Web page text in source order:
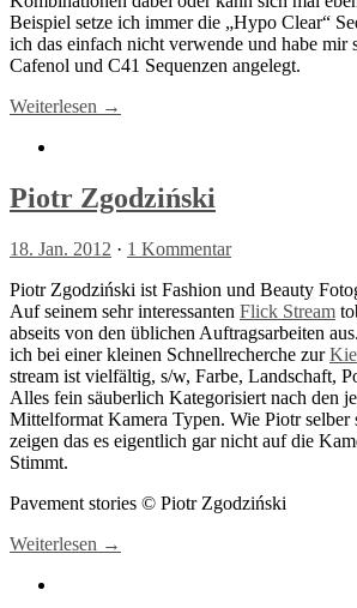
Beispiel setze ich immer die „Hypo Clear“
ich das einfach nicht verwende und habe mir
Cafenol und C41 Sequenzen angelegt.
Weiterlesen →
Piotr Zgodziński
18. Jan. 2012 · 1 Kommentar
Piotr Zgodziński ist Fashion und Beauty
Auf seinem sehr interessanten Flick Stream
abseits von den üblichen Auftragsarbeiten
ich bei einer kleinen Schnellrecherche zur
stream ist vielfältig, s/w, Farbe, Landschaft,
Alles fein säuberlich Kategorisiert nach den
Mittelformat Kamera Typen. Wie Piotr selber
zeigen das es eigentlich gar nicht auf die
Stimmt.
Pavement stories © Piotr Zgodziński
Weiterlesen →